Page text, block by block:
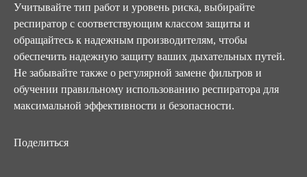
Учитывайте тип работ и уровень риска, выбирайте
респиратор с соответствующим классом защиты и
обращайтесь к надежным производителям, чтобы
обеспечить надежную защиту ваших дыхательных путей.
Не забывайте также о регулярной замене фильтров и
обучении правильному использованию респиратора для
максимальной эффективности и безопасности.
Поделиться